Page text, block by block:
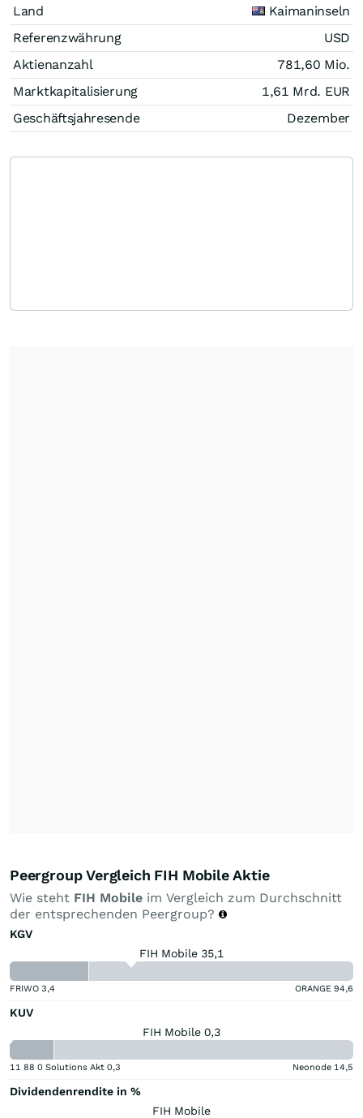
Land
Kaimaninseln
Referenzwährung
USD
Aktienanzahl
781,60 Mio.
Marktkapitalisierung
1,61 Mrd. EUR
Geschäftsjahresende
Dezember
Peergroup Vergleich FIH Mobile Aktie
Wie steht FIH Mobile im Vergleich zum Durchschnitt
der entsprechenden Peergroup?
KGV
FIH Mobile 35,1
FRIWO 3,4 ORANGE 94,6
KUV
FIH Mobile 0,3
11 88 0 Solutions Akt 0,3 Neonode 14,5
Dividendenrendite in %
FIH Mobile